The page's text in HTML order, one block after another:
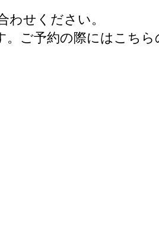
わせください。
。ご予約の際にはこち